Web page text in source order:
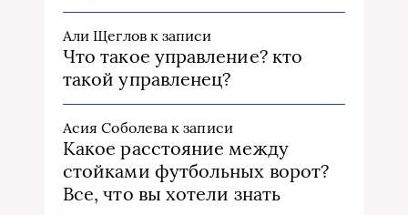
Али Щегловк записи
Что такое управление? кто
такой управленец?
Асия Соболева к записи
Какое расстояние между
стойками футбольных ворот?
Все, что вы хотели знать